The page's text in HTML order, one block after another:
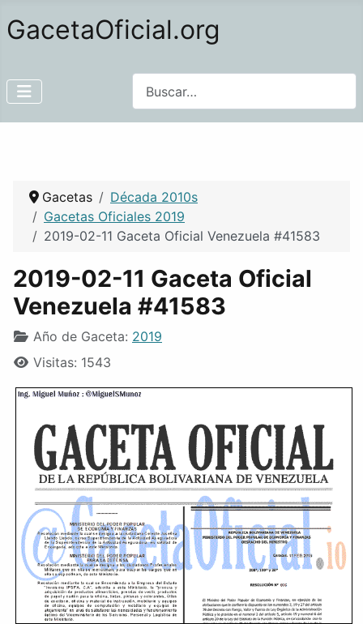
GacetaOficial.org
Gacetas
Década 2010s
Gacetas Oficiales 2019
2019-02-11 Gaceta Oficial Venezuela #41583
2019-02-11 Gaceta Oficial
Venezuela #41583
Año de Gaceta: 2019
Visitas: 1543